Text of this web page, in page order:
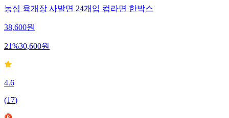
농심 육개장 사발면 24개입 컵라면 한박스
38,600원
21%30,600원
4.6
(17)